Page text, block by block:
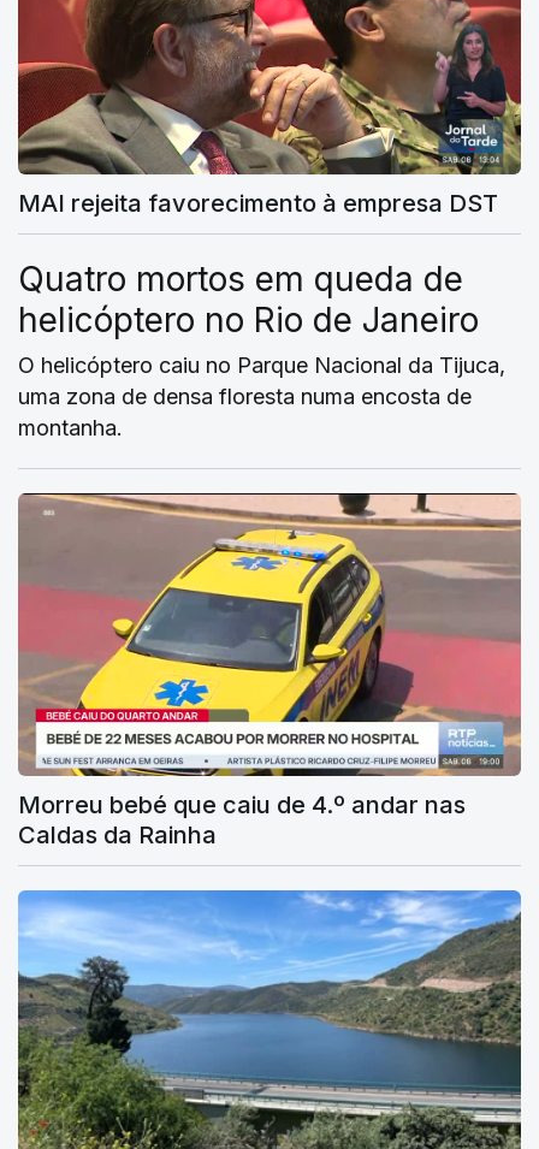
MAI rejeita favorecimento à empresa DST
Quatro mortos em queda de
helicóptero no Rio de Janeiro
O helicóptero caiu no Parque Nacional da Tijuca,
uma zona de densa floresta numa encosta de
montanha.
Morreu bebé que caiu de 4.º andar nas
Caldas da Rainha